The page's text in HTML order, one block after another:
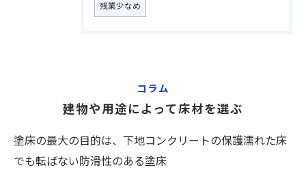
残業少なめ
コラム
建物や用途によって床材を選ぶ
塗床の最大の目的は、下地コンクリートの保護濡れた床
でも転ばない防滑性のある塗床